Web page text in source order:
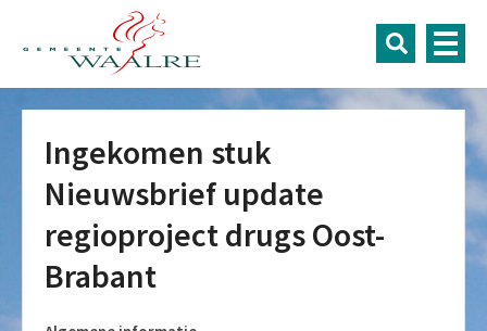
Ingekomen stuk
Nieuwsbrief update
regioproject drugs Oost-
Brabant